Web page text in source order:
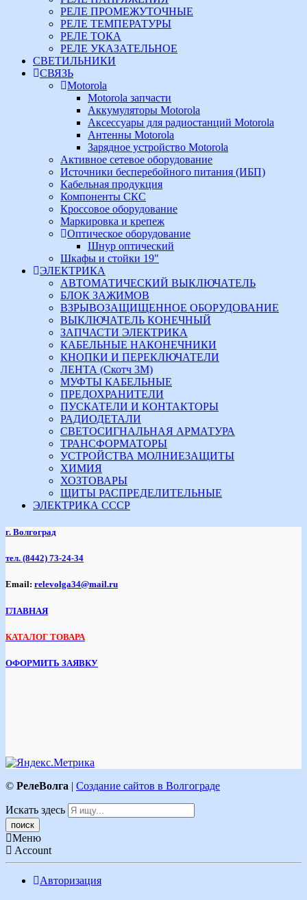
РЕЛЕ ПРОМЕЖУТОЧНЫЕ
РЕЛЕ ТЕМПЕРАТУРЫ
РЕЛЕ ТОКА
РЕЛЕ УКАЗАТЕЛЬНОЕ
СВЕТИЛЬНИКИ
СВЯЗЬ
Motorola
Motorola запчасти
Аккумуляторы Motorola
Аксессуары для радиостанций Motorola
Антенны Motorola
Зарядное устройство Motorola
Активное сетевое оборудование
Источники бесперебойного питания (ИБП)
Кабельная продукция
Компоненты СКС
Кроссовое оборудование
Маркировка и крепеж
Оптическое оборудование
Шнур оптический
Шкафы и стойки 19"
ЭЛЕКТРИКА
АВТОМАТИЧЕСКИЙ ВЫКЛЮЧАТЕЛЬ
БЛОК ЗАЖИМОВ
ВЗРЫВОЗАЩИЩЕННОЕ ОБОРУДОВАНИЕ
ВЫКЛЮЧАТЕЛЬ КОНЕЧНЫЙ
ЗАПЧАСТИ ЭЛЕКТРИКА
КАБЕЛЬНЫЕ НАКОНЕЧНИКИ
КНОПКИ И ПЕРЕКЛЮЧАТЕЛИ
ЛЕНТА (Скотч 3М)
МУФТЫ КАБЕЛЬНЫЕ
ПРЕДОХРАНИТЕЛИ
ПУСКАТЕЛИ И КОНТАКТОРЫ
РАДИОДЕТАЛИ
СВЕТОСИГНАЛЬНАЯ АРМАТУРА
ТРАНСФОРМАТОРЫ
УСТРОЙСТВА МОЛНИЕЗАЩИТЫ
ХИМИЯ
ХОЗТОВАРЫ
ЩИТЫ РАСПРЕДЕЛИТЕЛЬНЫЕ
ЭЛЕКТРИКА СССР
г. Волгоград
тел. (8442) 73-24-34
Email: relevolga34@mail.ru
ГЛАВНАЯ
КАТАЛОГ ТОВАРА
ОФОРМИТЬ ЗАЯВКУ
© РелеВолга | Создание сайтов в Волгограде
Искать здесь
Меню
Account
Авторизация